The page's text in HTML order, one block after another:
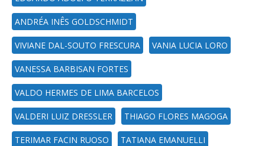
ANDRÉA INÊS GOLDSCHMIDT
VIVIANE DAL-SOUTO FRESCURA VANIA LUCIA LORO
VANESSA BARBISAN FORTES
VALDO HERMES DE LIMA BARCELOS
VALDERI LUIZ DRESSLER THIAGO FLORES MAGOGA
TERIMAR FACIN RUOSO TATIANA EMANUELLI